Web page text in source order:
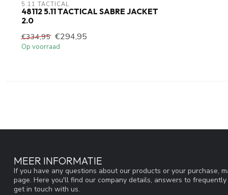
5.11 TACTICAL
48112 5.11 TACTICAL SABRE JACKET
2.0
€334,95 €294,95
Op voorraad
MEER INFORMATIE
If you have any questions about our products or your purchase,
page. Here you'll find our company details, answers to
get in touch with us.